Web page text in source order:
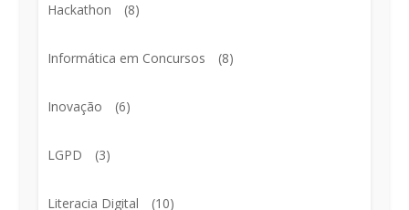
Hackathon (8)
Informática em Concursos (8)
Inovação (6)
LGPD (3)
Literacia Digital (10)